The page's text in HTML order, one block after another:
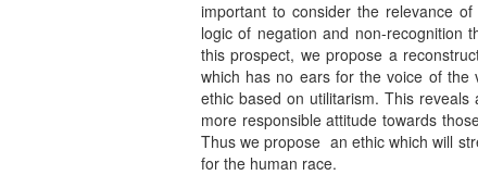
important to consider the relevance
logic of negation and non-recognition
this prospect, we propose a
which has no ears for the voice of the
ethic based on utilitarism. This
more responsible attitude towards
Thus we propose an ethic which will
for the human race.